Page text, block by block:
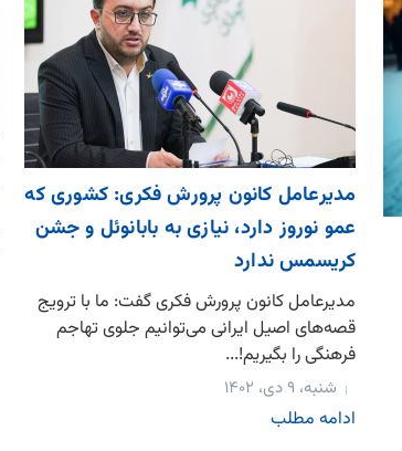
مدیرعامل کانون پرورش فکری: کشوری که
عمو نوروز دارد، نیازی به بابانوئل و جشن
کریسمس ندارد
مدیرعامل کانون پرورش فکری گفت: ما با ترویج
قصه‌های اصیل ایرانی می‌توانیم جلوی تهاجم
فرهنگی را بگیریم!...
شنبه، ۹ دی، ۱۴۰۲
ادامه مطلب